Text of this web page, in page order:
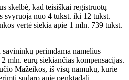
skelbė, kad teisiškai registruotų
svyruoja nuo 4 tūkst. iki 12 tūkst.
vertė siekia apie 1 mln. 739 tūkst.
perimdama namelius
mln. eurų siekiančias kompensacijas.
Mažeikos, iš visų namukų, kurie
sudaro apie penktadalį.